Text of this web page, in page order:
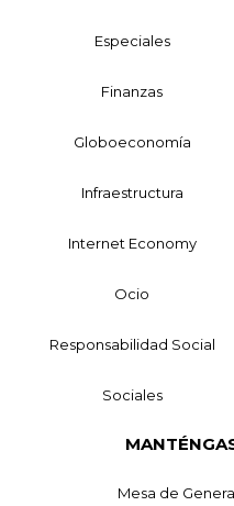
Especiales
Finanzas
Globoeconomía
Infraestructura
Internet Economy
Ocio
Responsabilidad Social
Sociales
Mesa de